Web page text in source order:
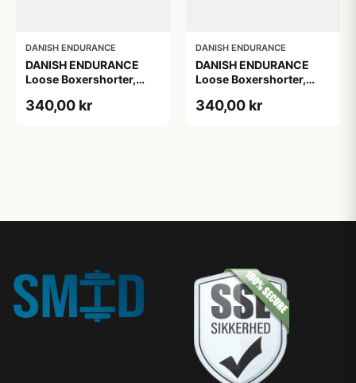
DANISH ENDURANCE
DANISH ENDURANCE
Loose Boxershorter,
340,00 kr
DANISH ENDURANCE
DANISH ENDURANCE
Loose Boxershorter,
340,00 kr